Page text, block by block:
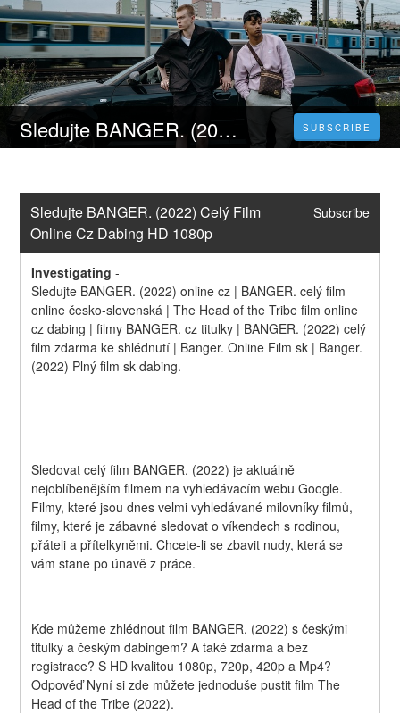
Sledujte BANGER. (2022) Celý Film Online Cz Dabing HD 1080p SUBSCRIBE
Sledujte BANGER. (2022) Celý Film
Online Cz Dabing HD 1080p
Subscribe
Investigating -
Sledujte BANGER. (2022) online cz | BANGER. celý film
online česko-slovenská | The Head of the Tribe film online
cz dabing | filmy BANGER. cz titulky | BANGER. (2022) celý
film zdarma ke shlédnutí | Banger. Online Film sk | Banger.
(2022) Plný film sk dabing.
Sledovat celý film BANGER. (2022) je aktuálně
nejoblíbenějším filmem na vyhledávacím webu Google.
Filmy, které jsou dnes velmi vyhledávané milovníky filmů,
filmy, které je zábavné sledovat o víkendech s rodinou,
přáteli a přítelkyněmi. Chcete-li se zbavit nudy, která se
vám stane po únavě z práce.
Kde můžeme zhlédnout film BANGER. (2022) s českými
titulky a českým dabingem? A také zdarma a bez
registrace? S HD kvalitou 1080p, 720p, 420p a Mp4?
Odpověď Nyní si zde můžete jednoduše pustit film The
Head of the Tribe (2022).